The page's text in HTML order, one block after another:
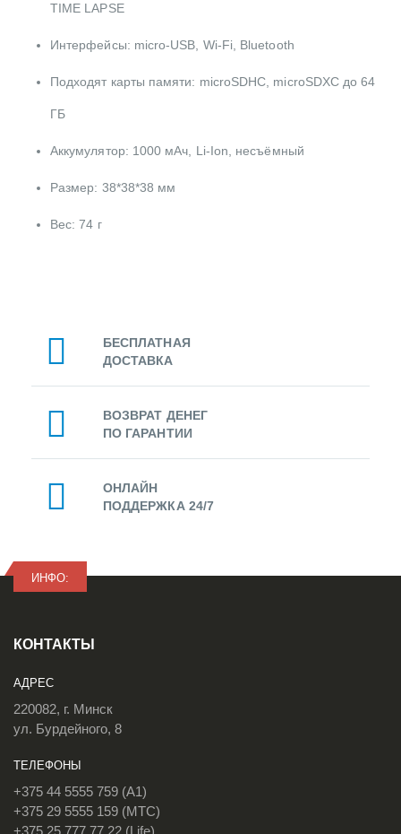
TIME LAPSE
Интерфейсы: micro-USB, Wi-Fi, Bluetooth
Подходят карты памяти: microSDHC, microSDXC до 64
ГБ
Аккумулятор: 1000 мАч, Li-Ion, несъёмный
Размер: 38*38*38 мм
Вес: 74 г
БЕСПЛАТНАЯ
ДОСТАВКА
ВОЗВРАТ ДЕНЕГ
ПО ГАРАНТИИ
ОНЛАЙН
ПОДДЕРЖКА 24/7
ИНФО:
КОНТАКТЫ
АДРЕС
220082, г. Минск
ул. Бурдейного, 8
ТЕЛЕФОНЫ
+375 44 5555 759 (A1)
+375 29 5555 159 (МТС)